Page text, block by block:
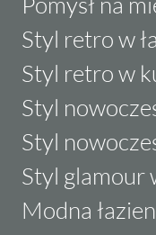
Styl retro w
Styl retro w
Styl
Styl
Styl glamour
Modna